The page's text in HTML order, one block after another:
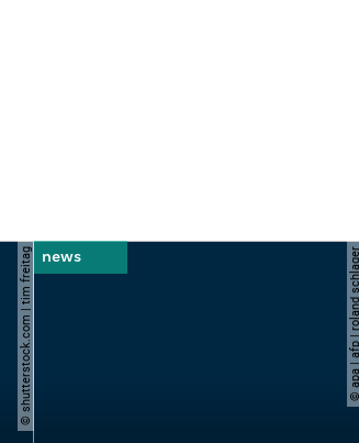
© shutterstock.com | tim freitag © apa | afp |